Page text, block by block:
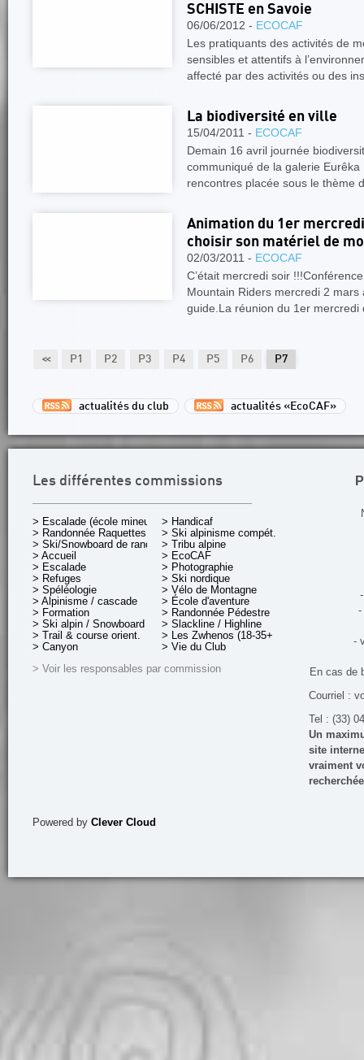
SCHISTE en Savoie
06/06/2012 - ECOCAF
Les pratiquants des activités de
sensibles et attentifs à
affecté par des activités ou des
La biodiversité en ville
15/04/2011 - ECOCAF
Demain 16 avril journée
communiqué de la galerie
rencontres placée sous le thème
Animation du 1er
choisir son matériel de
02/03/2011 - ECOCAF
C’était mercredi soir
Mountain Riders mercredi 2
guide.La réunion du 1er
<< P1 P2 P3 P4 P5 P6 P7
actualités du club actualités «EcoCAF»
Les différentes commissions
> Escalade (école mineurs)
> Randonnée Raquettes
> Ski/Snowboard de rando.
> Accueil
> Escalade
> Refuges
> Spéléologie
> Alpinisme / cascade
> Formation
> Ski alpin / Snowboard
> Trail & course orient.
> Canyon
> Handicaf
> Ski alpinisme compét.
> Tribu alpine
> EcoCAF
> Photographie
> Ski nordique
> Vélo de Montagne
> École d'aventure
> Randonnée Pédestre
> Slackline / Highline
> Les Zwhenos (18-35+ ans)
> Vie du Club
> Voir les responsables par commission
-
-
En cas de
Courriel :
Tel : (33)
Un
site
vraiment
Powered by Clever Cloud